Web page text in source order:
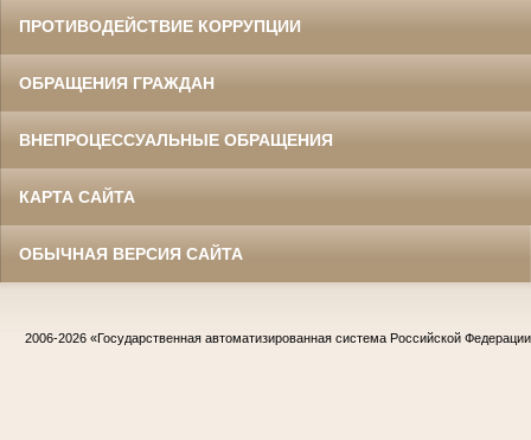
ПРОТИВОДЕЙСТВИЕ КОРРУПЦИИ
ОБРАЩЕНИЯ ГРАЖДАН
ВНЕПРОЦЕССУАЛЬНЫЕ ОБРАЩЕНИЯ
КАРТА САЙТА
ОБЫЧНАЯ ВЕРСИЯ САЙТА
2006-2026 «Государственная автоматизированная система Российской